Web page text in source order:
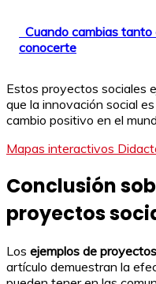
Cuando cambias
conocerte
Estos proyectos sociales
que la innovación social
cambio positivo en el
Mapas interactivos
Conclusión
proyectos
Los ejemplos de
artículo demuestran la